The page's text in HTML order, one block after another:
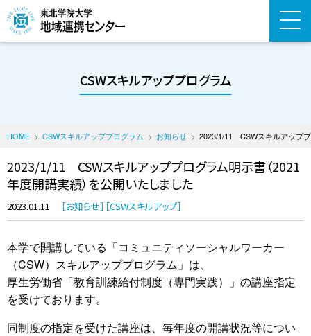
CSWスキルアッププログラム
HOME CSWスキルアッププログラム お知らせ 2023/1/11 CSWスキルアップ
2023/1/11 CSWスキルアッププログラム明示書（2021
年度開講実績）を公開いたしました
2023.01.11 お知らせ CSWスキルアップ
本学で開講している「コミュニティソーシャルワーカー
（CSW）スキルアッププログラム」は、
厚生労働省「教育訓練給付制度（専門実践）」の講座指定
を受けております。
同制度の指定を受けた講座は、毎年度の開講状況等につい